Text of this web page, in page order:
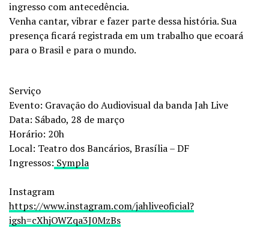
ingresso com antecedência.
Venha cantar, vibrar e fazer parte dessa história. Sua
presença ficará registrada em um trabalho que ecoará
para o Brasil e para o mundo.
Serviço
Evento: Gravação do Audiovisual da banda Jah Live
Data: Sábado, 28 de março
Horário: 20h
Local: Teatro dos Bancários, Brasília – DF
Ingressos: Sympla
Instagram
https://www.instagram.com/jahliveoficial?
igsh=cXhjOWZqa3J0MzBs